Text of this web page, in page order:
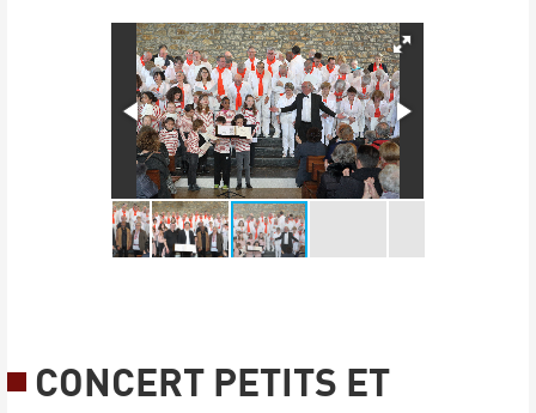
CONCERT PETITS ET